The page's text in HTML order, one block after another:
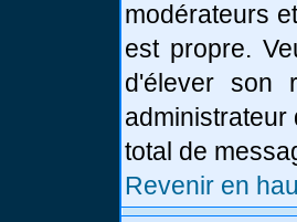
modérateurs
est propre.
d'élever son
administrateur
total de
Revenir en